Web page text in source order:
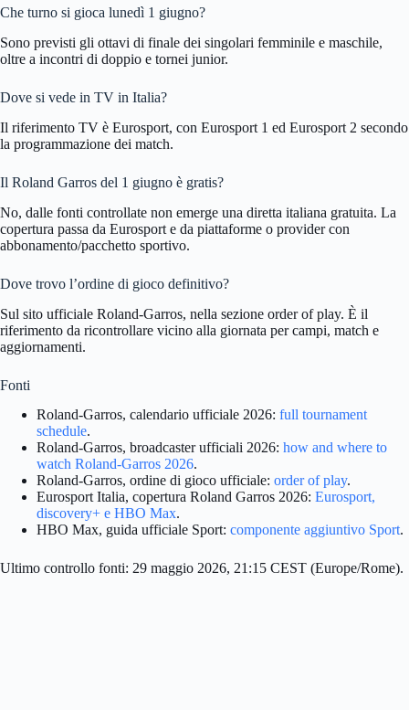
Che turno si gioca lunedì 1 giugno?
Sono previsti gli ottavi di finale dei singolari femminile e maschile,
oltre a incontri di doppio e tornei junior.
Dove si vede in TV in Italia?
Il riferimento TV è Eurosport, con Eurosport 1 ed Eurosport 2 secondo
la programmazione dei match.
Il Roland Garros del 1 giugno è gratis?
No, dalle fonti controllate non emerge una diretta italiana gratuita. La
copertura passa da Eurosport e da piattaforme o provider con
abbonamento/pacchetto sportivo.
Dove trovo l’ordine di gioco definitivo?
Sul sito ufficiale Roland-Garros, nella sezione order of play. È il
riferimento da ricontrollare vicino alla giornata per campi, match e
aggiornamenti.
Fonti
Roland-Garros, calendario ufficiale 2026: full tournament
schedule.
Roland-Garros, broadcaster ufficiali 2026: how and where to
watch Roland-Garros 2026.
Roland-Garros, ordine di gioco ufficiale: order of play.
Eurosport Italia, copertura Roland Garros 2026: Eurosport,
discovery+ e HBO Max.
HBO Max, guida ufficiale Sport: componente aggiuntivo Sport.
Ultimo controllo fonti: 29 maggio 2026, 21:15 CEST (Europe/Rome).